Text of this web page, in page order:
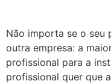
Não importa se o seu
outra empresa: a
profissional para a
profissional quer que